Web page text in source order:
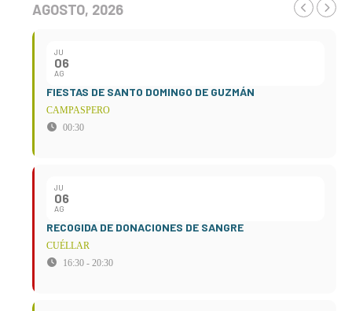
AGOSTO, 2026
JU
06
AG
FIESTAS DE SANTO DOMINGO DE GUZMÁN
CAMPASPERO
00:30
JU
06
AG
RECOGIDA DE DONACIONES DE SANGRE
CUÉLLAR
16:30 - 20:30